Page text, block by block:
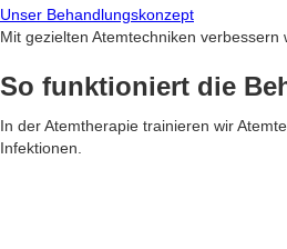
Unser Behandlungskonzept
Mit gezielten Atemtechniken
So funktioniert die
In der Atemtherapie trainieren wir
Infektionen.